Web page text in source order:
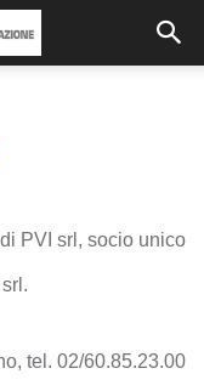
PVI srl, socio unico
tel. 02/60.85.23.00